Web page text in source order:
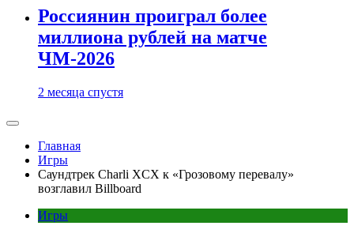
Россиянин проиграл более
миллиона рублей на матче
ЧМ-2026
2 месяца спустя
Главная
Игры
Саундтрек Charli XCX к «Грозовому перевалу»
возглавил Billboard
Игры